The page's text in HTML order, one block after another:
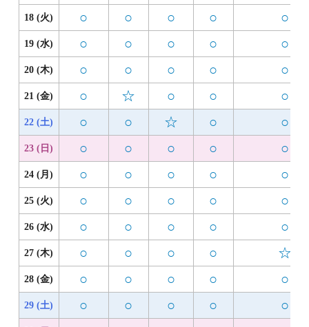
18 (火) ○ ○ ○ ○ ○
19 (水) ○ ○ ○ ○ ○
20 (木) ○ ○ ○ ○ ○
21 (金) ○ ☆ ○ ○ ○
22 (土) ○ ○ ☆ ○ ○
23 (日) ○ ○ ○ ○ ○
24 (月) ○ ○ ○ ○ ○
25 (火) ○ ○ ○ ○ ○
26 (水) ○ ○ ○ ○ ○
27 (木) ○ ○ ○ ○ ☆
28 (金) ○ ○ ○ ○ ○
29 (土) ○ ○ ○ ○ ○